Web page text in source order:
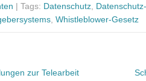
| Tags: Datenschutz
Whistleblower-Gesetz
zur Telearbeit